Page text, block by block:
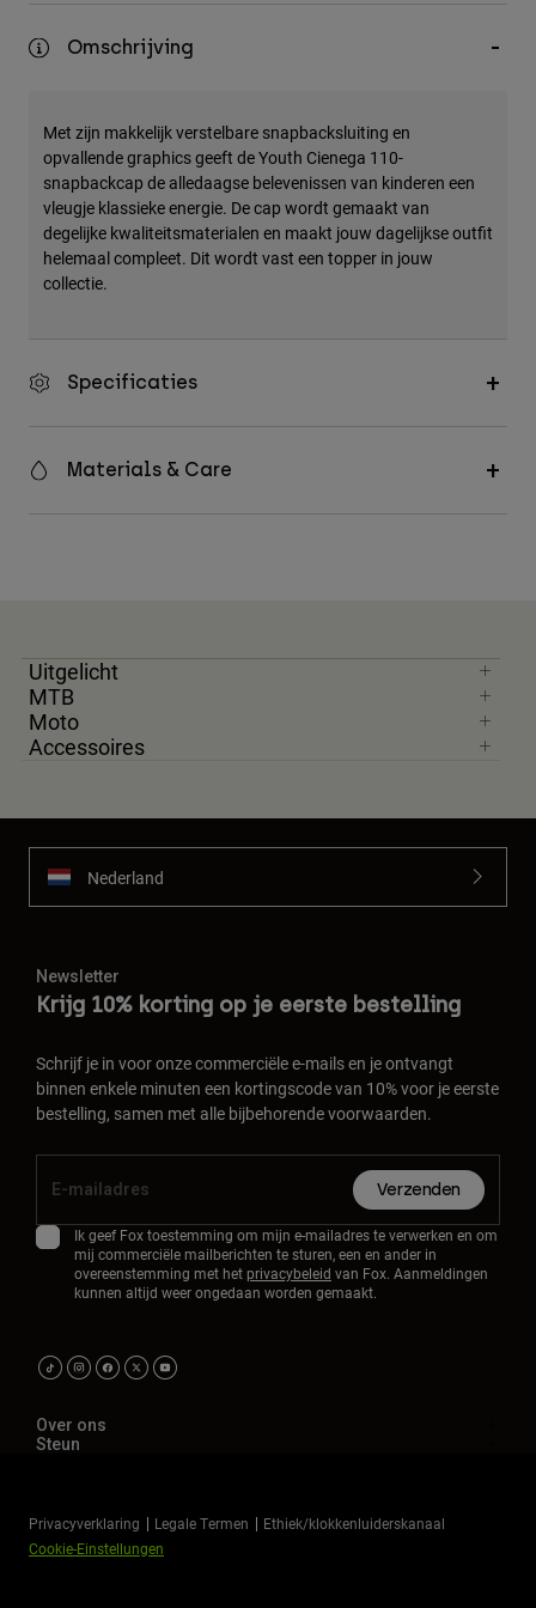
Hats & Caps
Alles bekijken
Omschrijving
Met zijn makkelijk verstelbare snapbacksluiting en
opvallende graphics geeft de Youth Cienega 110-
snapbackcap de alledaagse belevenissen van kinderen een
vleugje klassieke energie. De cap wordt gemaakt van
degelijke kwaliteitsmaterialen en maakt jouw dagelijkse outfit
helemaal compleet. Dit wordt vast een topper in jouw
collectie.
Specificaties
Materials & Care
Uitgelicht
MTB
Moto
Accessoires
Nederland
Newsletter
Krijg 10% korting op je eerste bestelling
Schrijf je in voor onze commerciële e-mails en je ontvangt
binnen enkele minuten een kortingscode van 10% voor je eerste
bestelling, samen met alle bijbehorende voorwaarden.
Verzenden
Ik geef Fox toestemming om mijn e-mailadres te verwerken en om
mij commerciële mailberichten te sturen, een en ander in
overeenstemming met het privacybeleid van Fox. Aanmeldingen
kunnen altijd weer ongedaan worden gemaakt.
Over ons
Steun
Privacyverklaring Legale Termen
Ethiek/klokkenluiderskanaal
Cookie-Einstellungen